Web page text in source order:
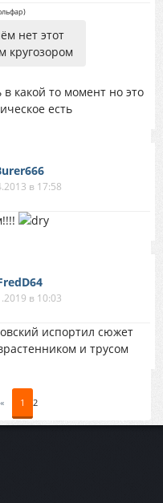
)
нет этот
кругозором
какой то момент но это
есть
в 17:58
в 10:03
испортил сюжет
и трусом
« 1 2